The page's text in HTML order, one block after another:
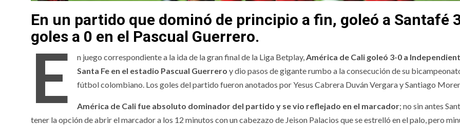
En un partido que dominó de principio a fin, goleó a Santafé
goles a 0 en el Pascual Guerrero.
E n juego correspondiente a la ida de la gran final de la Liga Betplay,América de Cali goleó 3-0 a
Santa Fe en el estadio Pascual Guerrero y dio pasos de gigante rumbo a la consecución de su
fútbol colombiano. Los goles del partido fueron anotados por Yesus Cabrera Duván Vergara y Santiago
América de Cali fue absoluto dominador del partido y se vio reflejado en el marcador; no sin antes
tener la opción de abrir el marcador a los 12 minutos con un cabezazo de Jeison Palacios que se estrelló en el palo, pero